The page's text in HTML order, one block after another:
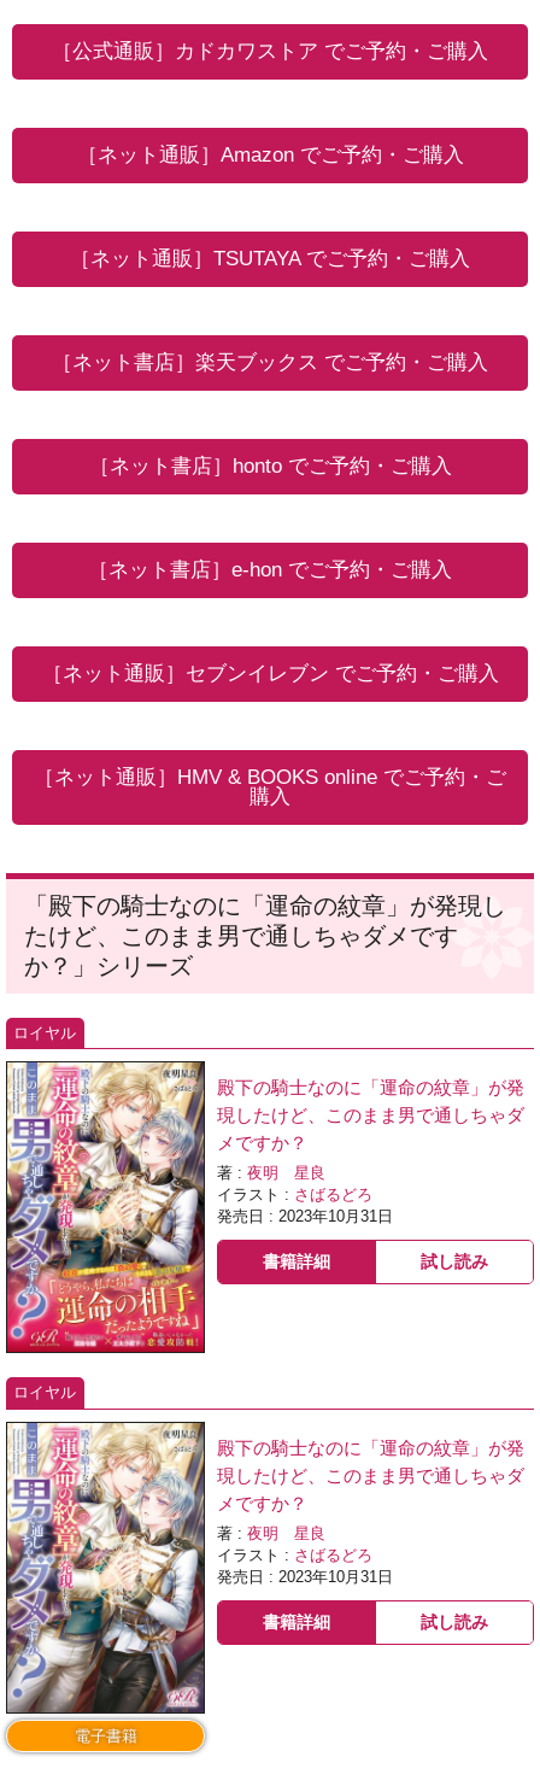
［公式通販］カドカワストア でご予約・ご購入
［ネット通販］Amazon でご予約・ご購入
［ネット通販］TSUTAYA でご予約・ご購入
［ネット書店］楽天ブックス でご予約・ご購入
［ネット書店］honto でご予約・ご購入
［ネット書店］e-hon でご予約・ご購入
［ネット通販］セブンイレブン でご予約・ご購入
［ネット通販］HMV & BOOKS online でご予約・ご
購入
「殿下の騎士なのに「運命の紋章」が発現し
たけど、このまま男で通しちゃダメです
か？」シリーズ
ロイヤル
殿下の騎士なのに「運命の紋章」が発
現したけど、このまま男で通しちゃダ
メですか？
著 :夜明 星良
イラスト : さばるどろ
発売日 : 2023年10月31日
書籍詳細 試し読み
ロイヤル
電子書籍
殿下の騎士なのに「運命の紋章」が発
現したけど、このまま男で通しちゃダ
メですか？
著 :夜明 星良
イラスト : さばるどろ
発売日 : 2023年10月31日
書籍詳細 試し読み